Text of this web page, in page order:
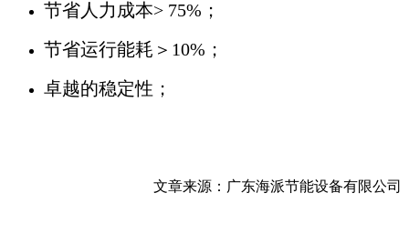
节省人力成本> 75%；
节省运行能耗＞10%；
卓越的稳定性；
文章来源：广东海派节能设备有限公司